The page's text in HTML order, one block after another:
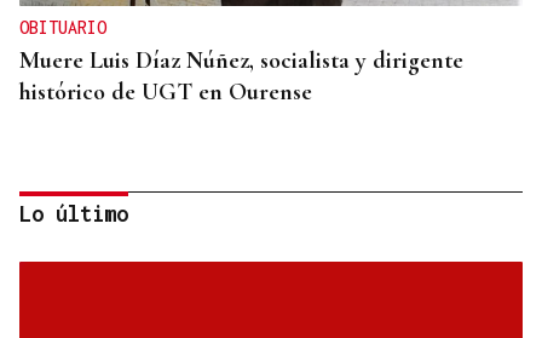
OBITUARIO
Muere Luis Díaz Núñez, socialista y dirigente
histórico de UGT en Ourense
Lo último